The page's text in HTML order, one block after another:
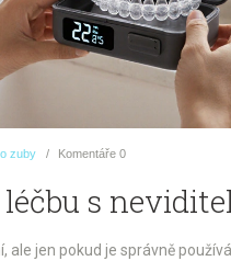
zuby Komentáře 0
léčbu s
jen pokud je správně